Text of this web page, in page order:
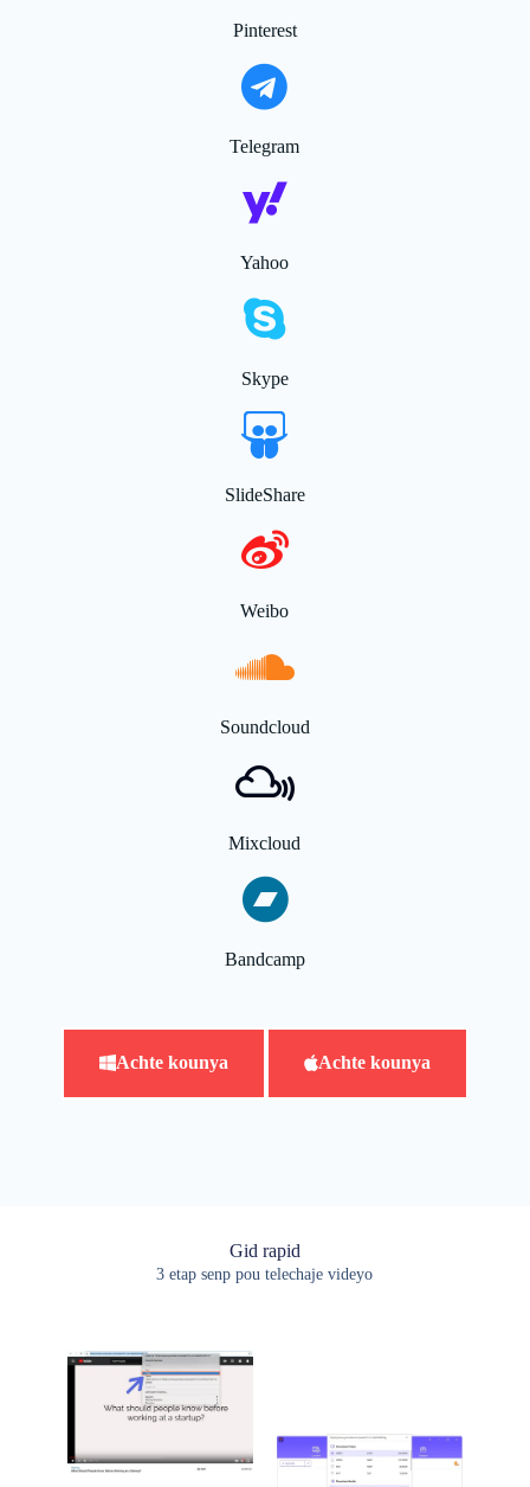
Pinterest
Telegram
Yahoo
Skype
SlideShare
Weibo
Soundcloud
Mixcloud
Bandcamp
Achte kounya Achte kounya
Gid rapid
3 etap senp pou telechaje videyo